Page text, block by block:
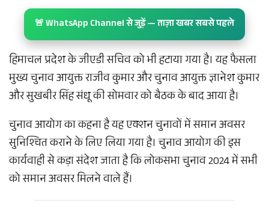
🚨 WhatsApp Channel से जुड़ें — ताज़ा खबर सबसे पहले
हिमाचल प्रदेश के जीएडी सचिव को भी हटाया गया है। यह फैसला
मुख्य चुनाव आयुक्त राजीव कुमार और चुनाव आयुक्त ज्ञानेश कुमार
और सुखबीर सिंह संधू की सोमवार को बैठक के बाद आया है।
चुनाव आयोग का कहना है यह एक्शन चुनावों में समान अवसर
सुनिश्चित कराने के लिए लिया गया है। चुनाव आयोग की इस
कार्यवाही से कड़ा संदेश जाता है कि लोकसभा चुनाव 2024 में सभी
को समान अवसर मिलने वाले हैं।